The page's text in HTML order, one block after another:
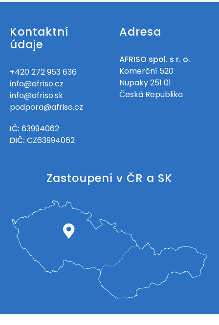
Kontaktní
údaje
+420 272 953 636
info@afriso.cz
info@afriso.sk
podpora@afriso.cz
IČ: 63994062
DIČ: CZ63994062
Adresa
AFRISO spol. s r. o.
Komerční 520
Nupaky 251 01
Česká Republika
Zastoupení v ČR a SK